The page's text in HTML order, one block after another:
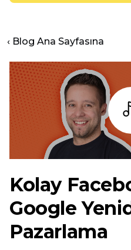
‹ Blog Ana Sayfasına
Kolay
Google
Pazarlama